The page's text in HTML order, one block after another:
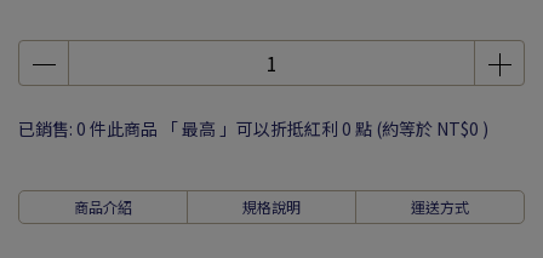
已銷售: 0 件此商品 「 最高 」可以折抵紅利 0 點 (約等於 NT$0 )
商品介紹 規格說明 運送方式